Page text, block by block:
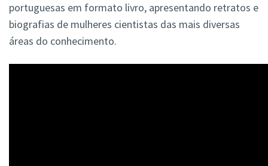
portuguesas em formato livro, apresentando retratos e
biografias de mulheres cientistas das mais diversas
áreas do conhecimento.